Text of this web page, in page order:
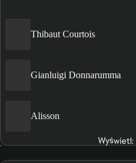
Thibaut Courtois
Gianluigi Donnarumma
Alisson
Wyświetl: